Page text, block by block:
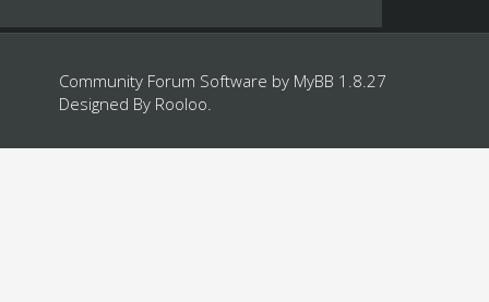
Community Forum Software by MyBB 1.8.27
Designed By Rooloo.